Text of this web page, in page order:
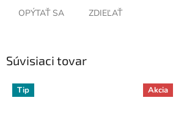
OPÝTAŤ SA ZDIEĽAŤ
Súvisiaci tovar
Tip Akcia